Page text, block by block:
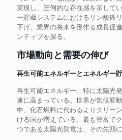
実現し、圧倒的な存在感を示して
ー貯蔵システムにおけるリン酸鉄
下げ、業界の将来を形作る成長促
ンティブを探る。
市場動向と需要の伸び
再生可能エネルギーとエネルギー
再生可能エネルギー、特に太陽光
速に高まっている。世界が気候変
中、化石燃料に代わるよりクリー
ける国が増えている。最も豊富で
つである太陽光発電は、その先頭に